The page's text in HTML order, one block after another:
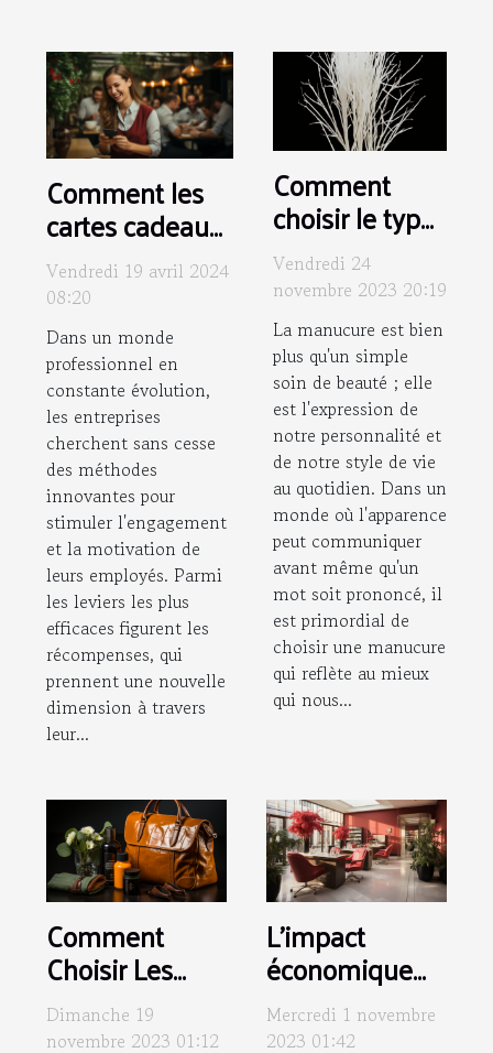
Comment les
cartes cadeaux
dématérialisées
peuvent
améliorer la
motivation des
employés
Vendredi 19 avril 2024
08:20
Dans un monde
professionnel en
constante évolution,
les entreprises
cherchent sans cesse
des méthodes
innovantes pour
stimuler l'engagement
et la motivation de
leurs employés. Parmi
les leviers les plus
efficaces figurent les
récompenses, qui
prennent une nouvelle
dimension à travers
leur...
Comment
choisir le type
de manucure
idéal pour
votre style
quotidien
Vendredi 24
novembre 2023 20:19
La manucure est bien
plus qu'un simple
soin de beauté ; elle
est l'expression de
notre personnalité et
de notre style de vie
au quotidien. Dans un
monde où l'apparence
peut communiquer
avant même qu'un
mot soit prononcé, il
est primordial de
choisir une manucure
qui reflète au mieux
qui nous...
Comment
Choisir Les
Produits
d'Entretien
Dimanche 19
novembre 2023 01:12
L'impact
économique
de l'industrie
de la
Mercredi 1 novembre
2023 01:42